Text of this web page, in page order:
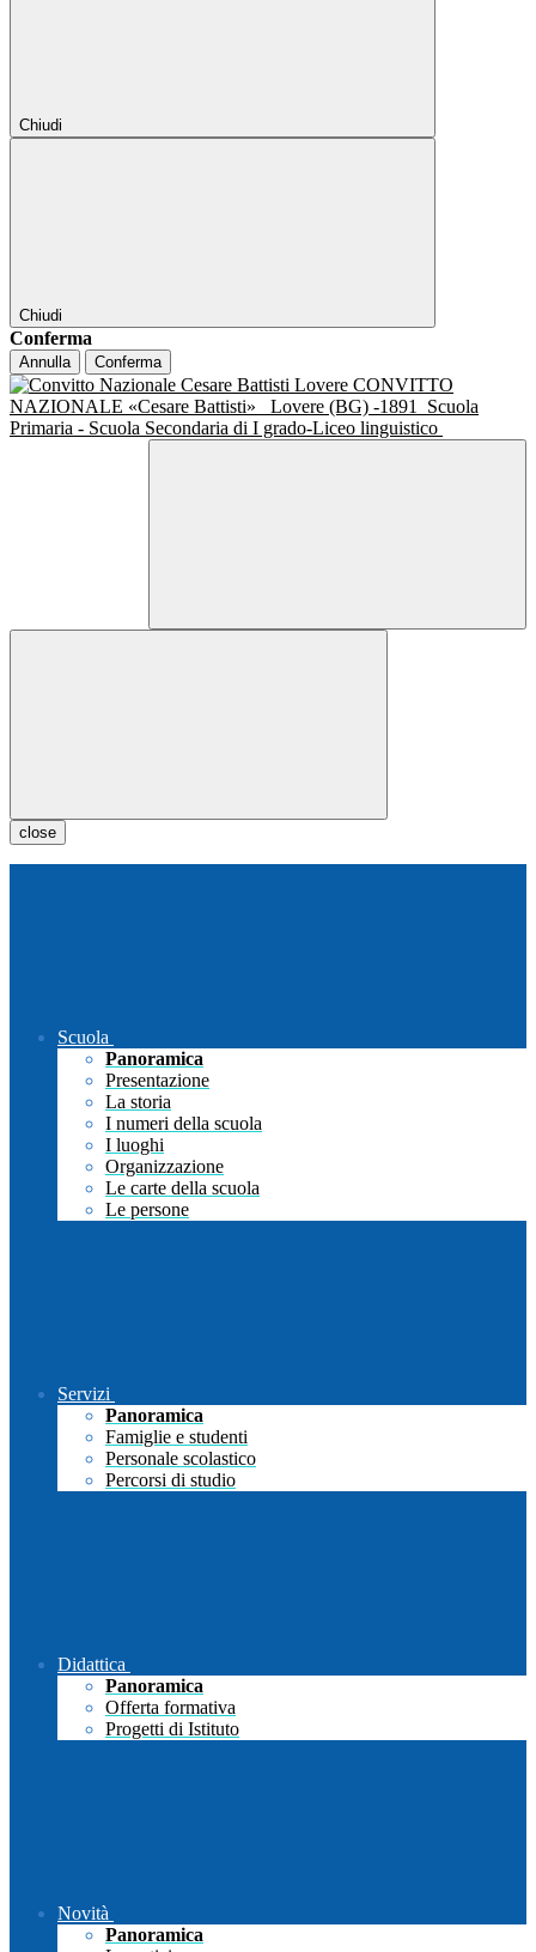
Chiudi
Chiudi
Conferma
Annulla Conferma
CONVITTO
NAZIONALE «Cesare Battisti»
Lovere (BG) -1891
Scuola
Primaria - Scuola Secondaria di I grado-Liceo linguistico
close
Scuola
Panoramica
Presentazione
La storia
I numeri della scuola
I luoghi
Organizzazione
Le carte della scuola
Le persone
Servizi
Panoramica
Famiglie e studenti
Personale scolastico
Percorsi di studio
Didattica
Panoramica
Offerta formativa
Progetti di Istituto
Novità
Panoramica